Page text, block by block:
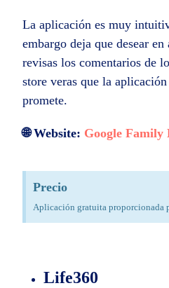
La aplicación es muy
embargo deja que desear
revisas los comentarios de
store veras que la
promete.
🌐 Website: Google Family
Precio
Aplicación gratuita proporcionada
Life360